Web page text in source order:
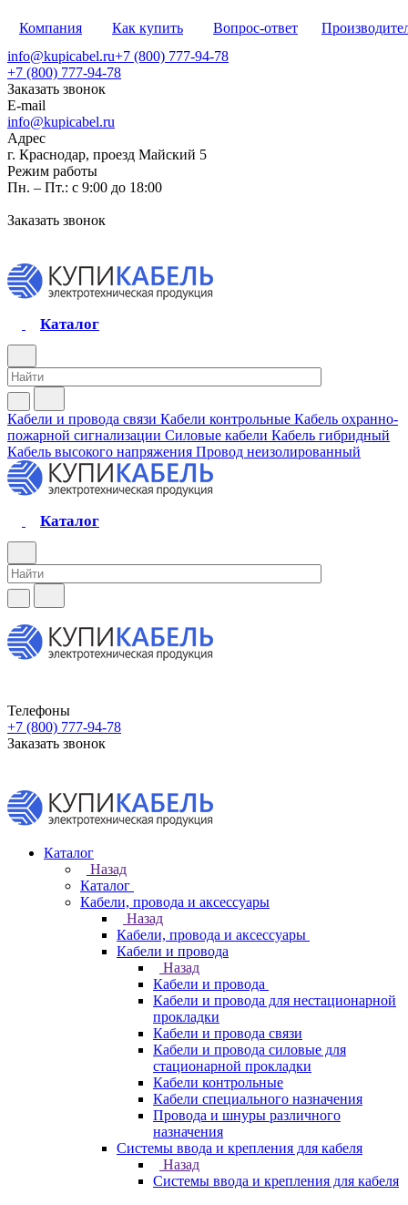
Компания Как купить Вопрос-ответ
info@kupicabel.ru+7 (800) 777-94-78
+7 (800) 777-94-78
Заказать звонок
E-mail
info@kupicabel.ru
Адрес
г. Краснодар, проезд Майский 5
Режим работы
Пн. – Пт.: с 9:00 до 18:00
Заказать звонок
Каталог
Кабели и провода связи Кабели контрольные Кабель охранно-
пожарной сигнализации Силовые кабели Кабель гибридный
Кабель высокого напряжения Провод неизолированный
Каталог
Телефоны
+7 (800) 777-94-78
Заказать звонок
Каталог
Назад
Каталог
Кабели, провода и аксессуары
Назад
Кабели, провода и аксессуары
Кабели и провода
Назад
Кабели и провода
Кабели и провода для нестационарной
прокладки
Кабели и провода связи
Кабели и провода силовые для
стационарной прокладки
Кабели контрольные
Кабели специального назначения
Провода и шнуры различного
назначения
Системы ввода и крепления для кабеля
Назад
Системы ввода и крепления для кабеля